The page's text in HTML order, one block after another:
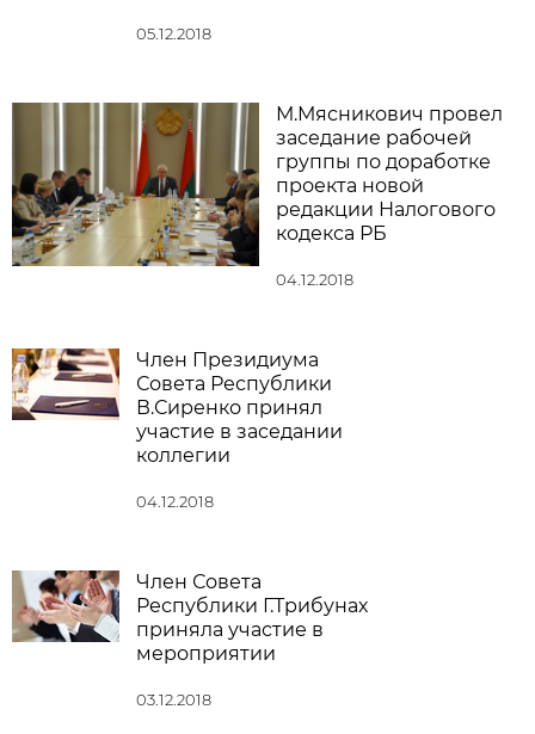
05.12.2018
М.Мясникович провел
заседание рабочей
группы по доработке
проекта новой
редакции Налогового
кодекса РБ
04.12.2018
Член Президиума
Совета Республики
В.Сиренко принял
участие в заседании
коллегии
04.12.2018
Член Совета
Республики Г.Трибунах
приняла участие в
мероприятии
03.12.2018